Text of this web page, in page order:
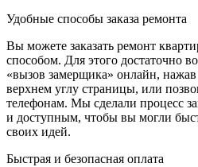
Удобные способы заказа ремонта
Вы можете заказать ремонт
способом. Для этого достаточно
«вызов замерщика» онлайн,
верхнем углу страницы, или
телефонам. Мы сделали процесс
и доступным, чтобы вы могли
своих идей.
Быстрая и безопасная оплата